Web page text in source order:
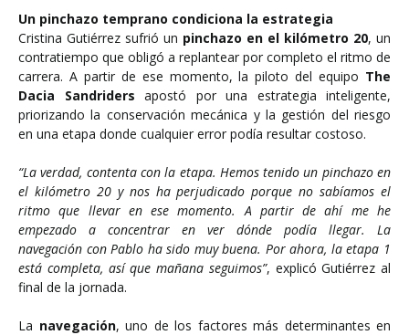
Un pinchazo temprano condiciona la estrategia
Cristina Gutiérrez sufrió un pinchazo en el kilómetro 20, un
contratiempo que obligó a replantear por completo el ritmo de
carrera. A partir de ese momento, la piloto del equipo The
Dacia Sandriders apostó por una estrategia inteligente,
priorizando la conservación mecánica y la gestión del riesgo
en una etapa donde cualquier error podía resultar costoso.
“La verdad, contenta con la etapa. Hemos tenido un pinchazo en
el kilómetro 20 y nos ha perjudicado porque no sabíamos el
ritmo que llevar en ese momento. A partir de ahí me he
empezado a concentrar en ver dónde podía llegar. La
navegación con Pablo ha sido muy buena. Por ahora, la etapa 1
está completa, así que mañana seguimos”, explicó Gutiérrez al
final de la jornada.
La navegación, uno de los factores más determinantes en